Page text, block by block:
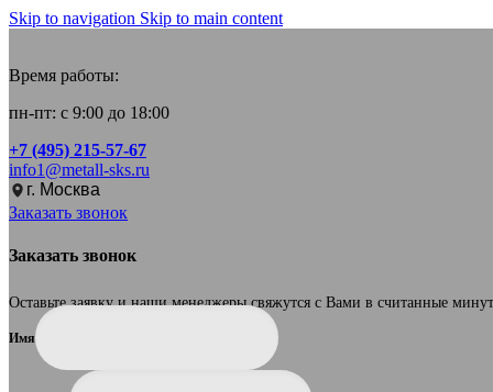
Skip to navigation Skip to main content
Время работы:
пн-пт: с 9:00 до 18:00
+7 (495) 215-57-67
info1@metall-sks.ru
г. Москва
Заказать звонок
Заказать звонок
Оставьте заявку и наши менеджеры свяжутся с Вами в считанные
Имя